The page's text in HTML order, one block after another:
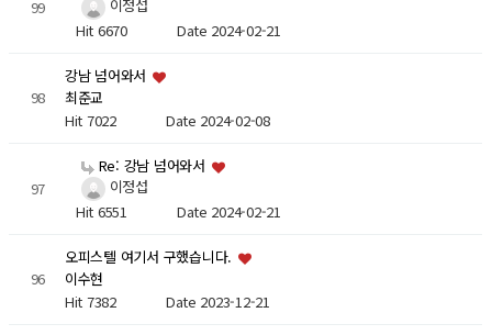
99
이정섭
Hit 6670 Date 2024-02-21
98
강남 넘어와서
최준교
Hit 7022 Date 2024-02-08
97
Re: 강남 넘어와서
이정섭
Hit 6551 Date 2024-02-21
96
오피스텔 여기서 구했습니다.
이수현
Hit 7382 Date 2023-12-21